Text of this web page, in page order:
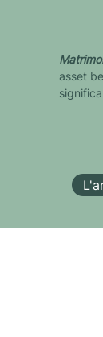
asset